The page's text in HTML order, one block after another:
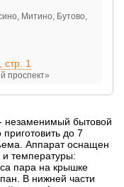
Митино, Бутово,
стр. 1
проспект»
незаменимый бытовой
до 7
Аппарат оснащен
температуры:
пара на крышке
В нижней части